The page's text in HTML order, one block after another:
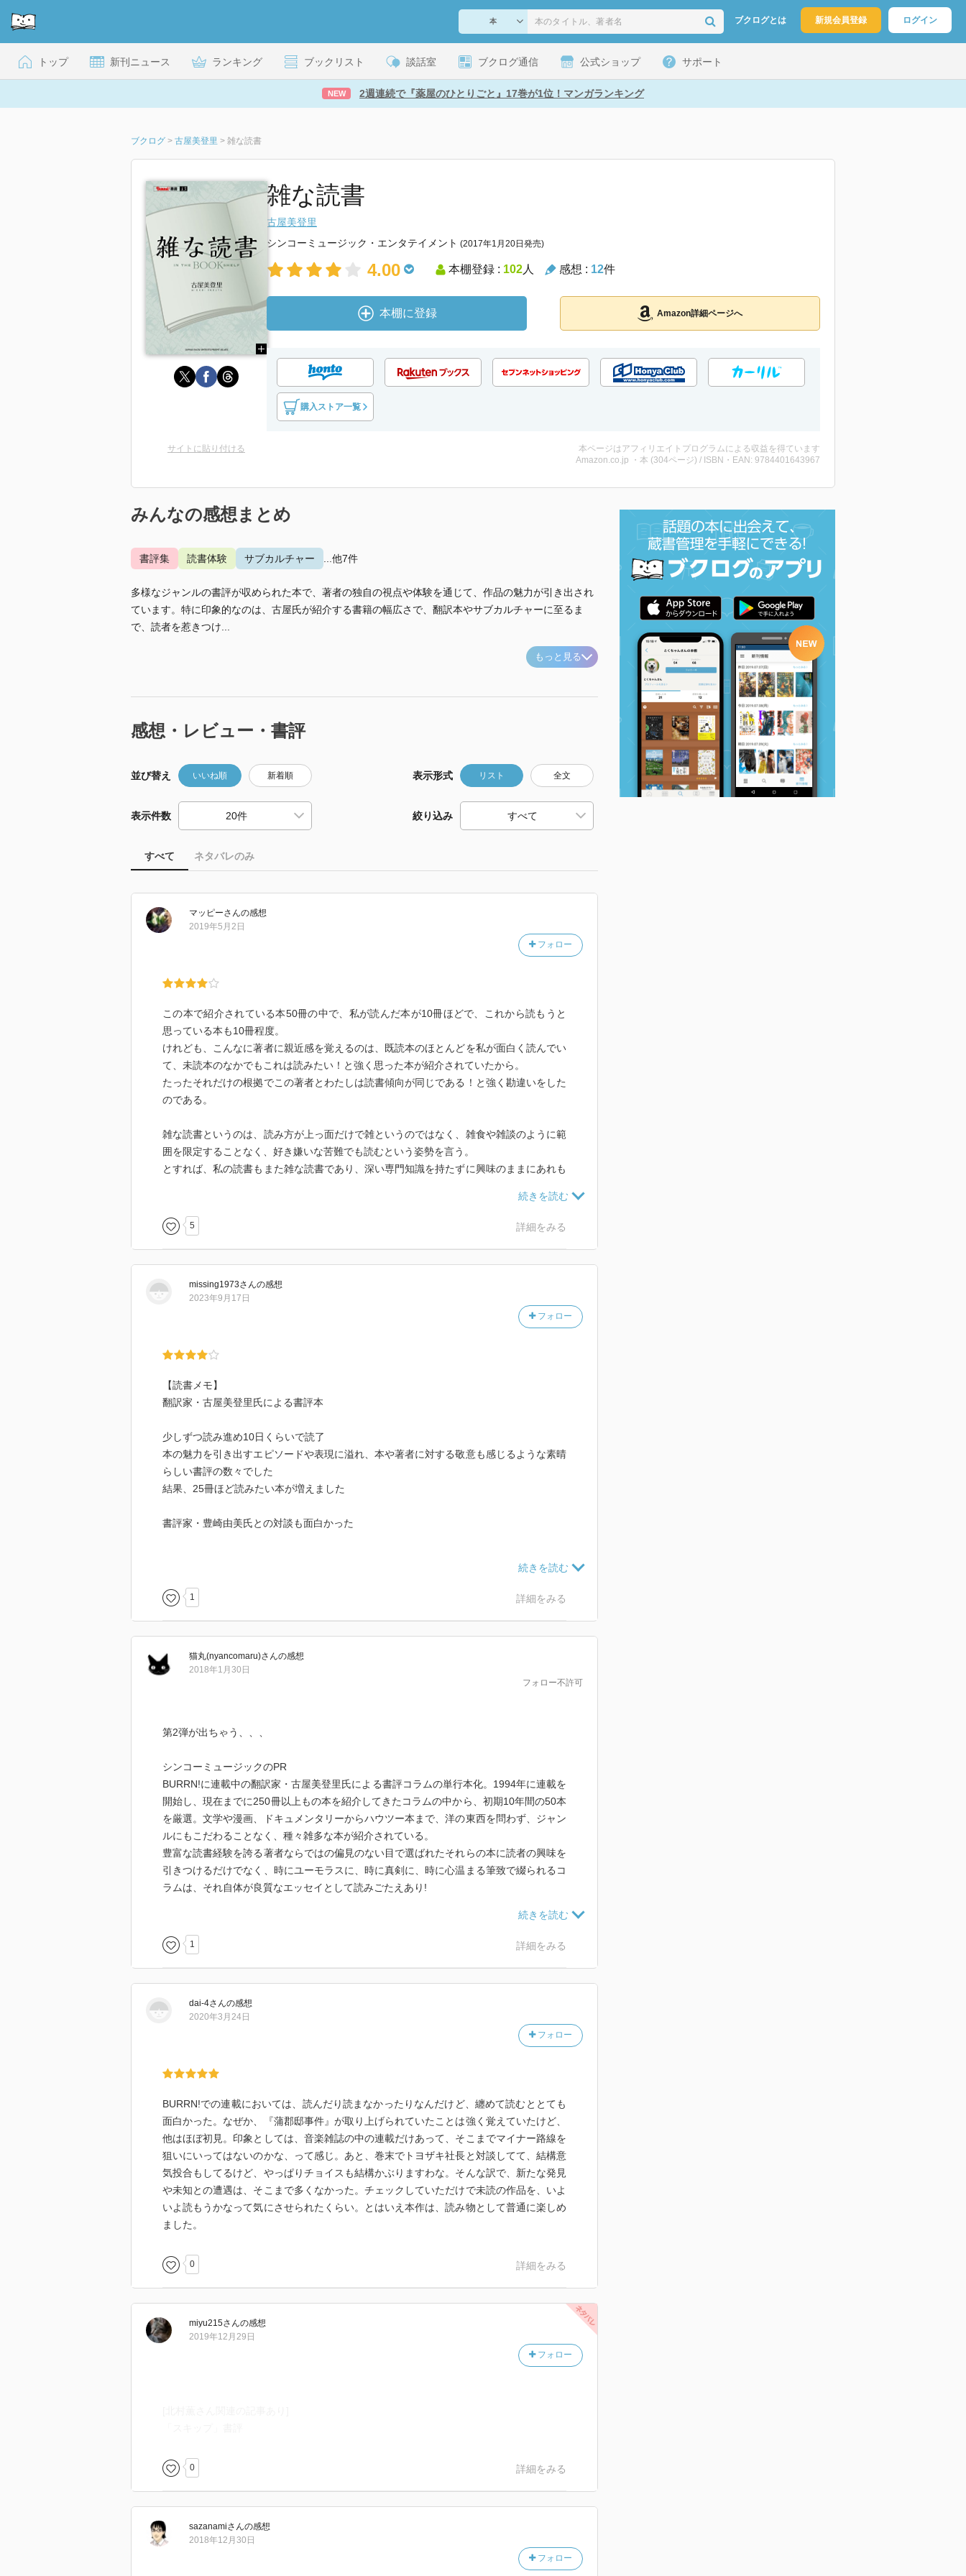
ブクログとは 新規会員登録 ログイン
トップ 新刊ニュース ランキング ブックリスト 談話室 ブクログ通信 公式ショップ サポート
NEW 2週連続で『薬屋のひとりごと』17巻が1位！マンガランキング
ブクログ > 古屋美登里 > 雑な読書
雑な読書
古屋美登里
シンコーミュージック・エンタテイメント (2017年1月20日発売)
4.00 本棚登録 : 102人 感想 : 12件
本棚に登録 Amazon詳細ページへ
購入ストア一覧
サイトに貼り付ける
本ページはアフィリエイトプログラムによる収益を得ています
Amazon.co.jp ・本 (304ページ) / ISBN・EAN: 9784401643967
みんなの感想まとめ
書評集 読書体験 サブカルチャー ...他7件
多様なジャンルの書評が収められた本で、著者の独自の視点や体験を通じて、作品の魅力が引き出され
ています。特に印象的なのは、古屋氏が紹介する書籍の幅広さで、翻訳本やサブカルチャーに至るま
で、読者を惹きつけ...
もっと見る
感想・レビュー・書評
並び替え いいね順 新着順 表示形式 リスト 全文
表示件数 絞り込み
すべて ネタバレのみ
マッピーさんの感想
フォロー
2019年5月2日
この本で紹介されている本50冊の中で、私が読んだ本が10冊ほどで、これから読もうと
思っている本も10冊程度。
けれども、こんなに著者に親近感を覚えるのは、既読本のほとんどを私が面白く読んでい
て、未読本のなかでもこれは読みたい！と強く思った本が紹介されていたから。
たったそれだけの根拠でこの著者とわたしは読書傾向が同じである！と強く勘違いをした
のである。
雑な読書というのは、読み方が上っ面だけで雑というのではなく、雑食や雑談のように範
囲を限定することなく、好き嫌いな苦難でも読むという姿勢を言う。
とすれば、私の読書もまた雑な読書であり、深い専門知識を持たずに興味のままにあれも
既読は中島梓「夢見る頃を過ぎても」、北村薫「スキップ」、高島俊男「本が好き、悪口
アーニャの真っ赤な真実」、土屋賢二「土屋学部長の弁明」。
まあ、あんまり堅苦しい本はありませんが、小説からノンフィクションまで面白く読んだ
そして巻末の対談。
本が売れなくなった時代に、良書を読者に手渡し、読書人口を減らさないことを自分に課
する。
書評というのも、なかなか大変なんだなあ。
5 詳細をみる
missing1973さんの感想
フォロー
2023年9月17日
【読書メモ】
翻訳家・古屋美登里氏による書評本
少しずつ読み進め10日くらいで読了
本の魅力を引き出すエピソードや表現に溢れ、本や著者に対する敬意も感じるような素晴
らしい書評の数々でした
結果、25冊ほど読みたい本が増えました
書評家・豊崎由美氏との対談も面白かった
・竹内久美子「そんなバカな」
・ウラジミール・ナボコフ「ナボコフの文学講義」上下（河出書房新書）
・ルシアン・ネイハム「シャドー81」
・ロバート・ラドラム「暗殺者」
・北村薫「スキップ」（新潮文庫）
・ジョン・アーヴィング（真野明裕・訳）「サイダーハウス・ルール」上下（文春文庫）
・ネドラ・タイアー「16品の殺人メニュー」（幸せな結婚へのレシピ）
・藤沢周平「用心棒日月抄」（新潮文庫）
・池波正太郎「剣客商売」
・村上春樹「アンダーグラウンド」（講談社文庫）
・金子達仁「28年目のハーフタイム」（文春文庫）
・鯨統一郎「邪馬台国はどこですか？」（創元推理文庫）
・久生十蘭「顎十郎捕物帳」
・ウラジミール・ナボコフ（若島正・訳）「ディフェンス」（河出書房新社）
・常盤新平「ニューヨーカーの時代」（白水社）
・ジェイムズ・エルロイ「ブラック・ダリア」（文春文庫）
・福田和也「悪の対話術」（講談社現代新書）
・エドワード・ケアリー（古屋美登里・訳）「望楼館追想」（文春文庫）
1 詳細をみる
猫丸(nyancomaru)さんの感想
フォロー不許可
2018年1月30日
第2弾が出ちゃう、、、
シンコーミュージックのPR
BURRN!に連載中の翻訳家・古屋美登里氏による書評コラムの単行本化。1994年に連載を
開始し、現在までに250冊以上もの本を紹介してきたコラムの中から、初期10年間の50本
を厳選。文学や漫画、ドキュメンタリーからハウツー本まで、洋の東西を問わず、ジャン
ルにもこだわることなく、種々雑多な本が紹介されている。
豊富な読書経験を誇る著者ならではの偏見のない目で選ばれたそれらの本に読者の興味を
引きつけるだけでなく、時にユーモラスに、時に真剣に、時に心温まる筆致で綴られるコ
ラムは、それ自体が良質なエッセイとして読みごたえあり!
●鋭い舌鋒と確かな分析力で知られる当代随一の人気書評家・豊崎由美氏との本をめぐる
対談を巻末に特別収録!
●日本とイタリアを股にかけて活躍する人気エッセイスト・内田洋子氏も大推薦!
1 詳細をみる
dai-4さんの感想
フォロー
2020年3月24日
BURRN!での連載においては、読んだり読まなかったりなんだけど、纏めて読むととても
面白かった。なぜか、『蒲郡邸事件』が取り上げられていたことは強く覚えていたけど、
他はほぼ初見。印象としては、音楽雑誌の中の連載だけあって、そこまでマイナー路線を
狙いにいってはないのかな、って感じ。あと、巻末でトヨザキ社長と対談してて、結構意
気投合もしてるけど、やっぱりチョイスも結構かぶりますわな。そんな訳で、新たな発見
や未知との遭遇は、そこまで多くなかった。チェックしていただけで未読の作品を、いよ
いよ読もうかなって気にさせられたくらい。とはいえ本作は、読み物として普通に楽しめ
ました。
0 詳細をみる
miyu215さんの感想
フォロー
2019年12月29日
0 詳細をみる
sazanamiさんの感想
フォロー
2018年12月30日